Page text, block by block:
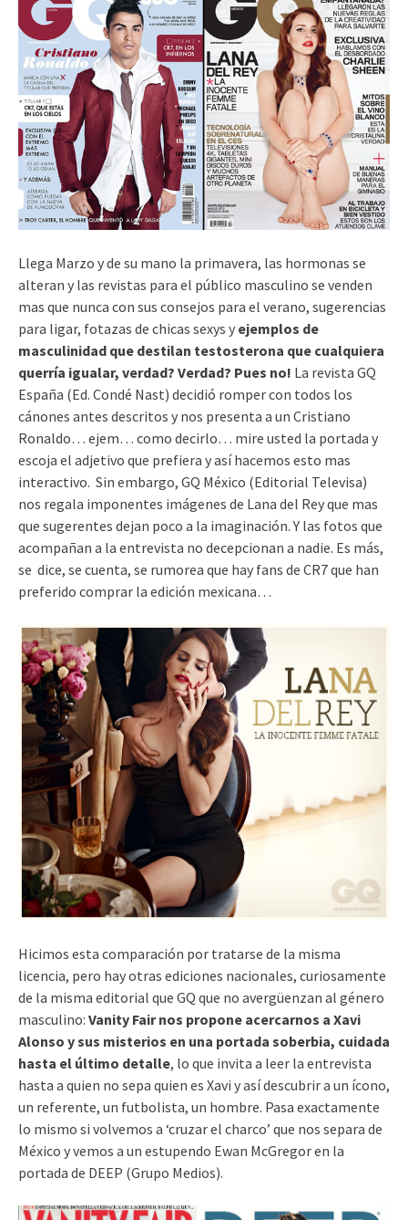
Llega Marzo y de su mano la primavera, las hormonas se
alteran y las revistas para el público masculino se venden
mas que nunca con sus consejos para el verano, sugerencias
para ligar, fotazas de chicas sexys y ejemplos de
masculinidad que destilan testosterona que cualquiera
querría igualar, verdad? Verdad? Pues no! La revista GQ
España (Ed. Condé Nast) decidió romper con todos los
cánones antes descritos y nos presenta a un Cristiano
Ronaldo… ejem… como decirlo… mire usted la portada y
escoja el adjetivo que prefiera y así hacemos esto mas
interactivo. Sin embargo, GQ México (Editorial Televisa)
nos regala imponentes imágenes de Lana del Rey que mas
que sugerentes dejan poco a la imaginación. Y las fotos que
acompañan a la entrevista no decepcionan a nadie. Es más,
se dice, se cuenta, se rumorea que hay fans de CR7 que han
preferido comprar la edición mexicana…
Hicimos esta comparación por tratarse de la misma
licencia, pero hay otras ediciones nacionales, curiosamente
de la misma editorial que GQ que no avergüenzan al género
masculino: Vanity Fair nos propone acercarnos a Xavi
Alonso y sus misterios en una portada soberbia, cuidada
hasta el último detalle, lo que invita a leer la entrevista
hasta a quien no sepa quien es Xavi y así descubrir a un ícono,
un referente, un futbolista, un hombre. Pasa exactamente
lo mismo si volvemos a ‘cruzar el charco’ que nos separa de
México y vemos a un estupendo Ewan McGregor en la
portada de DEEP (Grupo Medios).